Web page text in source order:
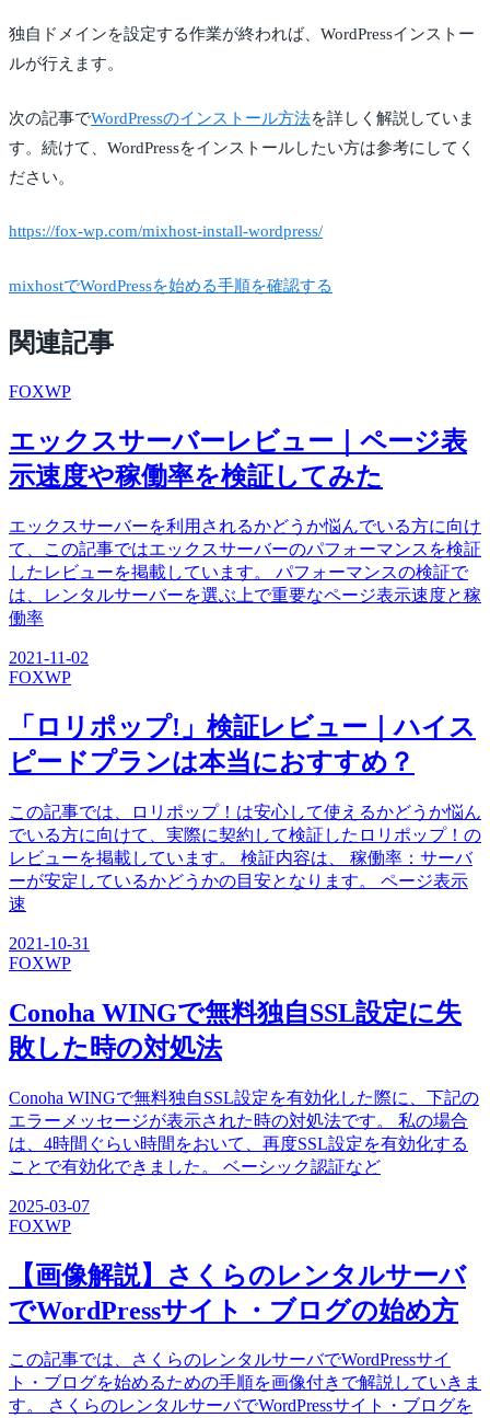
独自ドメインを設定する作業が終われば、WordPressインストー
ルが行えます。
次の記事でWordPressのインストール方法を詳しく解説していま
す。続けて、WordPressをインストールしたい方は参考にしてく
ださい。
https://fox-wp.com/mixhost-install-wordpress/
mixhostでWordPressを始める手順を確認する
関連記事
FOXWP
エックスサーバーレビュー｜ページ表
示速度や稼働率を検証してみた
エックスサーバーを利用されるかどうか悩んでいる方に向け
て、この記事ではエックスサーバーのパフォーマンスを検証
したレビューを掲載しています。 パフォーマンスの検証で
は、レンタルサーバーを選ぶ上で重要なページ表示速度と稼
働率
2021-11-02
FOXWP
「ロリポップ!」検証レビュー｜ハイス
ピードプランは本当におすすめ？
この記事では、ロリポップ！は安心して使えるかどうか悩ん
でいる方に向けて、実際に契約して検証したロリポップ！の
レビューを掲載しています。 検証内容は、 稼働率：サーバ
ーが安定しているかどうかの目安となります。 ページ表示
速
2021-10-31
FOXWP
Conoha WINGで無料独自SSL設定に失
敗した時の対処法
Conoha WINGで無料独自SSL設定を有効化した際に、下記の
エラーメッセージが表示された時の対処法です。 私の場合
は、4時間ぐらい時間をおいて、再度SSL設定を有効化する
ことで有効化できました。 ベーシック認証など
2025-03-07
FOXWP
【画像解説】さくらのレンタルサーバ
でWordPressサイト・ブログの始め方
この記事では、さくらのレンタルサーバでWordPressサイ
ト・ブログを始めるための手順を画像付きで解説していきま
す。 さくらのレンタルサーバでWordPressサイト・ブログを